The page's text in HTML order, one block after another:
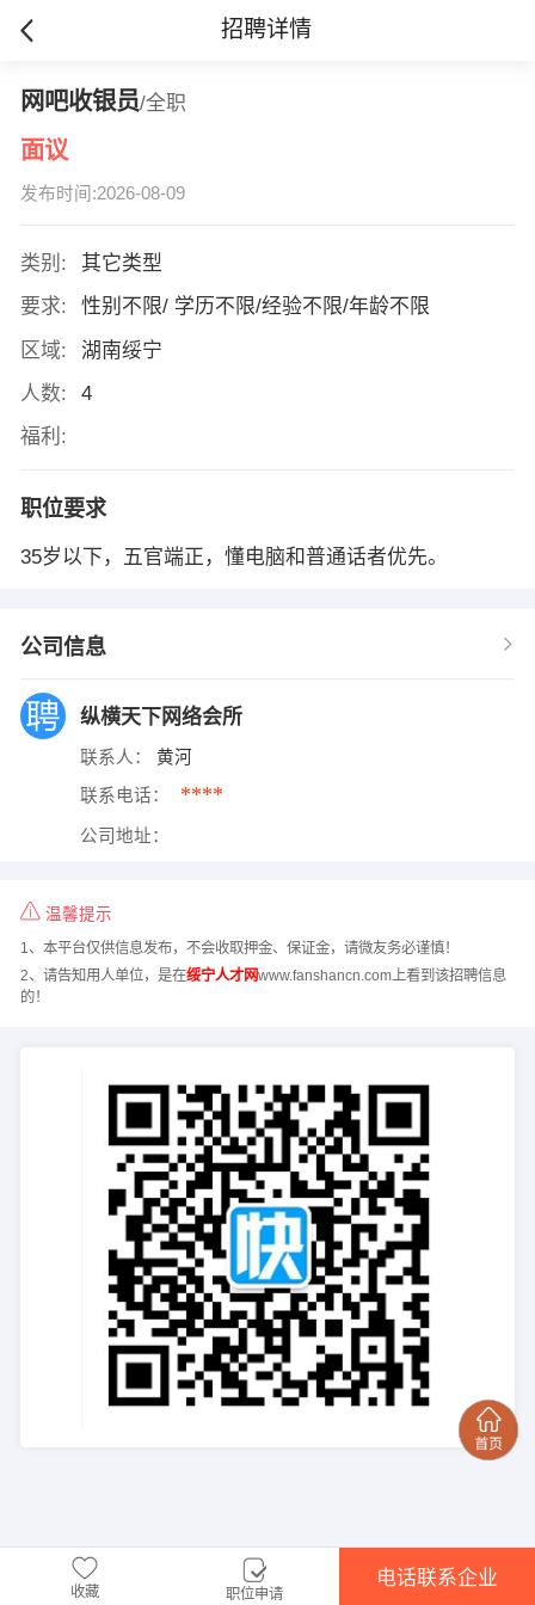
招聘详情
网吧收银员/全职
面议
发布时间:2026-08-09
类别:
其它类型
要求:
性别不限/ 学历不限/经验不限/年龄不限
区域:
湖南绥宁
人数:
4
福利:
职位要求
35岁以下，五官端正，懂电脑和普通话者优先。
公司信息
纵横天下网络会所
联系人： 黄河
联系电话： ****
公司地址：
温馨提示
1、本平台仅供信息发布，不会收取押金、保证金，请微友务必谨慎！
2、请告知用人单位，是在绥宁人才网www.fanshancn.com上看到该招聘信息
的！
收藏 职位申请
电话联系企业